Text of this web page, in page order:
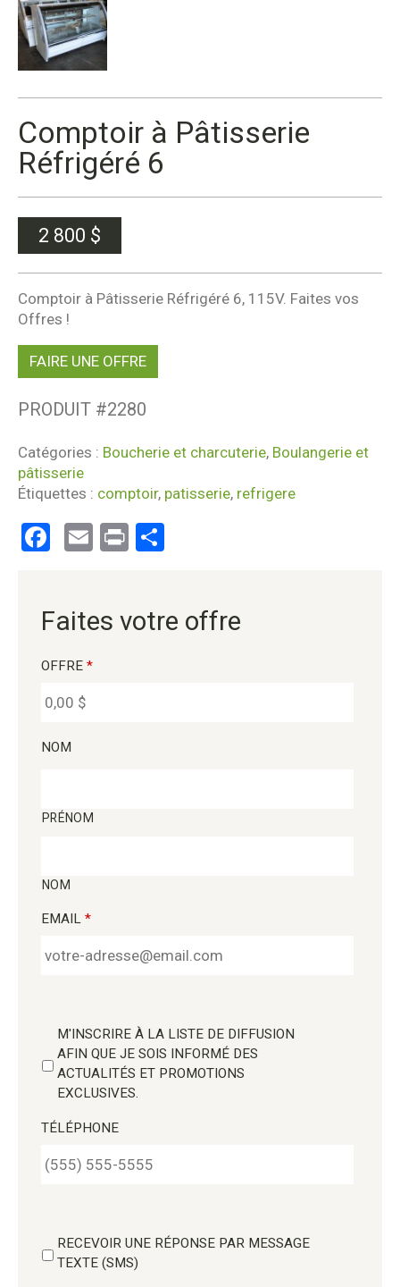
Comptoir à Pâtisserie
Réfrigéré 6
2 800 $
Comptoir à Pâtisserie Réfrigéré 6, 115V. Faites vos
Offres !
FAIRE UNE OFFRE
PRODUIT #2280
Catégories : Boucherie et charcuterie, Boulangerie et
pâtisserie
Étiquettes : comptoir, patisserie, refrigere
Facebook
EmailPrint
Faites votre offre
OFFRE *
NOM
PRÉNOM
NOM
EMAIL *
M'INSCRIRE À LA LISTE DE DIFFUSION
AFIN QUE JE SOIS INFORMÉ DES
ACTUALITÉS ET PROMOTIONS
EXCLUSIVES.
TÉLÉPHONE
RECEVOIR UNE RÉPONSE PAR MESSAGE
TEXTE (SMS)